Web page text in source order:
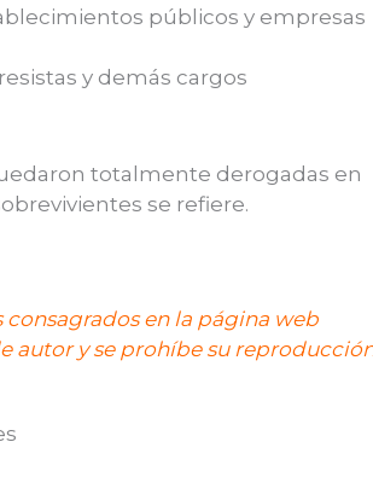
públicos y empresas
y demás cargos
totalmente derogadas en
se refiere.
en la página web
autor y se prohíbe su